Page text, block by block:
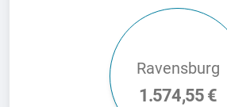
Ravensburg
1.574,55 €